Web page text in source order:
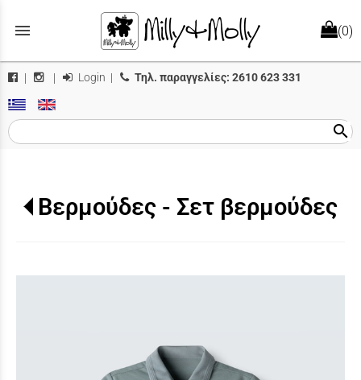
menu (0)
| | Login | Τηλ. παραγγελίες: 2610 623 331
search
Βερμούδες - Σετ βερμούδες